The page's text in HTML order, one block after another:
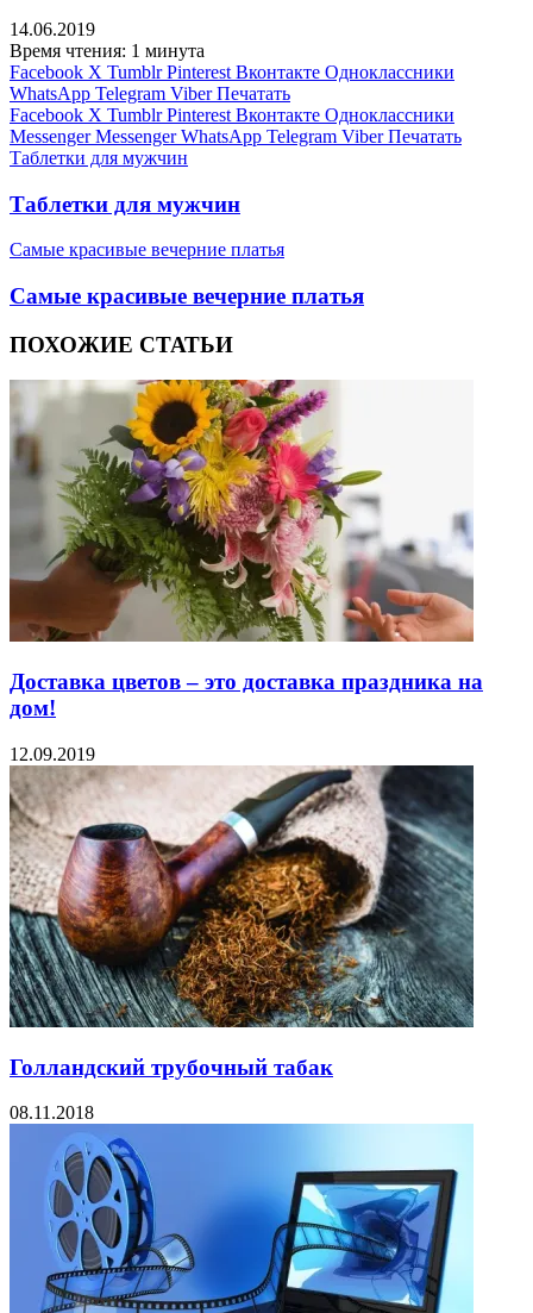
14.06.2019
Время чтения: 1 минута
Facebook X Tumblr Pinterest Вконтакте Одноклассники
WhatsApp Telegram Viber Печатать
Facebook X Tumblr Pinterest Вконтакте Одноклассники
Messenger Messenger WhatsApp Telegram Viber Печатать
Таблетки для мужчин
Таблетки для мужчин
Самые красивые вечерние платья
Самые красивые вечерние платья
ПОХОЖИЕ СТАТЬИ
Доставка цветов – это доставка праздника на
дом!
12.09.2019
Голландский трубочный табак
08.11.2018